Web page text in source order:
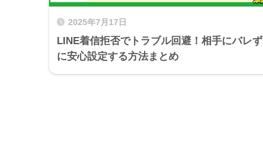
2025年7月17日
LINE着信拒否でトラブル回避！相手にバレず
に安心設定する方法まとめ